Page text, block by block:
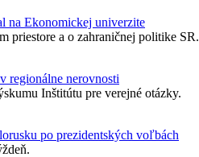
na Ekonomickej univerzite
priestore a o zahraničnej politike SR.
regionálne nerovnosti
Inštitútu pre verejné otázky.
po prezidentských voľbách